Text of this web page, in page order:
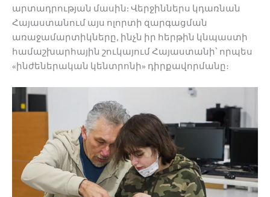
արտադրության մասին: Վերջիններս կդառնան
Հայաստանում այս ոլորտի զարգացման
առաջամարտիկները, ինչն իր հերթին կնպաստի
համաշխարհային շուկայում Հայաստանի՝ որպես
«ինժեներական կենտրոնի» դիրքավորմանը։